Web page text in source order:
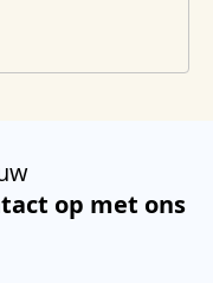
op met ons